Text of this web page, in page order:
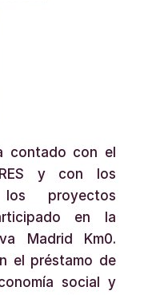
contado con el
y con los
proyectos
en la
Madrid Km0.
el préstamo de
social y